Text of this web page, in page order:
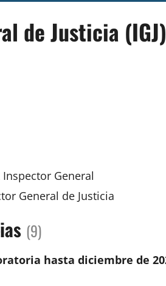
de Justicia (IGJ)
Inspector General
General de Justicia
(9)
hasta diciembre de